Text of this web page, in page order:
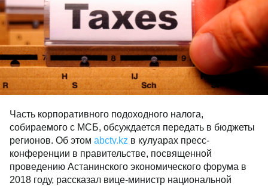
Часть корпоративного подоходного налога,
собираемого с МСБ, обсуждается передать в бюджеты
регионов. Об этом abctv.kz в кулуарах пресс-
конференции в правительстве, посвященной
проведению Астанинского экономического форума в
2018 году, рассказал вице-министр национальной